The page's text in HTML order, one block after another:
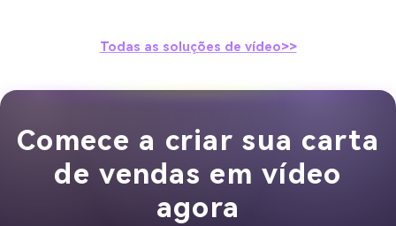
Todas as soluções de vídeo>>
Comece a criar sua carta
de vendas em vídeo
agora